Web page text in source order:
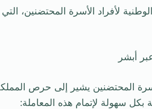
لأفراد الأسرة المحتضنين،
أبشر
المحتضنين يشير إلى حرص
بكل سهولة لإتمام هذه المعاملة: